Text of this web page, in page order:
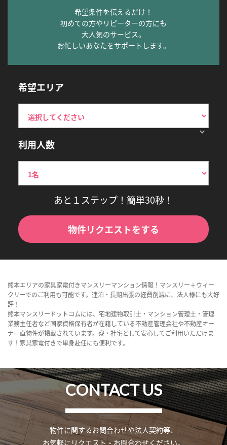
希望条件を伝えるだけ！
初めての方やリピーターの方にも
大人気のサービス。
お忙しいあなたをサポートします。
希望エリア
利用人数
あと１ステップ！簡単30秒！
物件リクエストをする
熊本エリアの家具家電付きマンスリーマンション情報！マンスリー＋ウィー
クリーでのご利用も可能です。連泊・長期出張の経費削減に、法人様にも大好
評！
熊本マンスリードットコムには、宅地建物取引士・マンション管理士・管理
業務主任者など国家資格保有者が在籍している不動産管理会社や不動産オー
ナー直物件が掲載されています。寮・社宅として安心してご利用いただけま
す！家具家電付きで単身赴任にも便利です。
CONTACT US
物件に関するお問合わせや法人契約等、
お気軽にリクエスト・お問合わせください。